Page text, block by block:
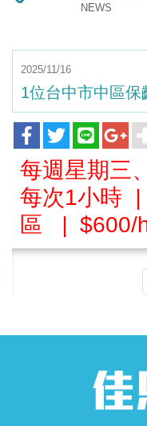
NEWS
2025/11/16
1位台中市中區保
每週星期三
每次1小時 |
區
| $600/